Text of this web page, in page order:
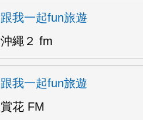
跟我一起fun旅遊
沖繩２ fm
跟我一起fun旅遊
賞花 FM